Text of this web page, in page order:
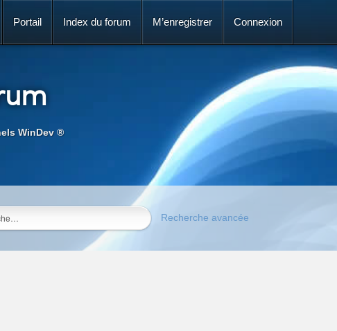
Portail Index du forum M’enregistrer Connexion
WinDev ®
Recherche avancée